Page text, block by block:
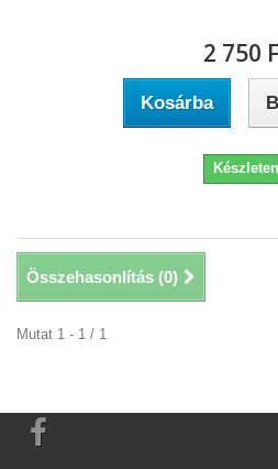
2 750
Kosárba
Készleten
Összehasonlítás (0)
Mutat 1 - 1 / 1